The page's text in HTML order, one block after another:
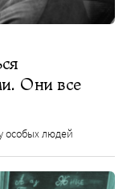
Они все
особых людей